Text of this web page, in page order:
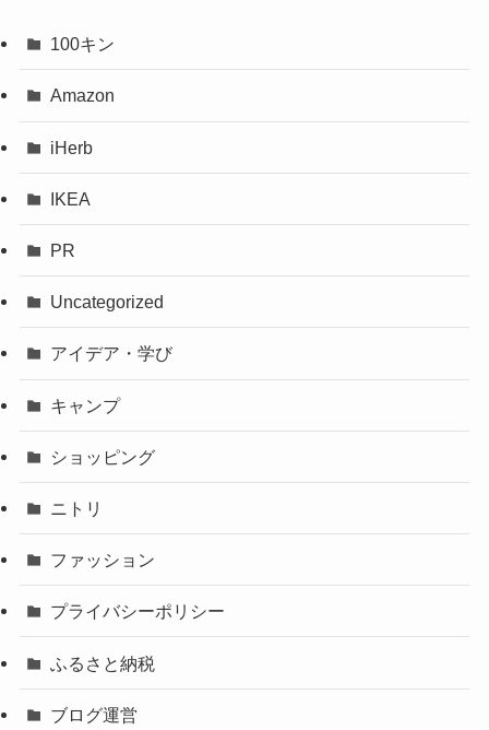
100キン
Amazon
iHerb
IKEA
PR
Uncategorized
アイデア・学び
キャンプ
ショッピング
ニトリ
ファッション
プライバシーポリシー
ふるさと納税
ブログ運営